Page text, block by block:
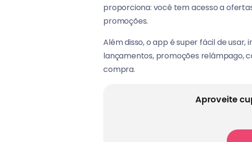
proporciona: você tem acesso a
promoções.
Além disso, o app é super fácil de
lançamentos, promoções relâmpago,
compra.
Aproveite